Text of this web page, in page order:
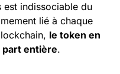
est indissociable du
lié à chaque
le token en
part entière.